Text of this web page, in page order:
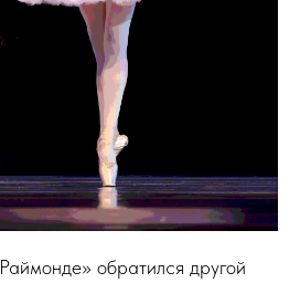
обратился другой